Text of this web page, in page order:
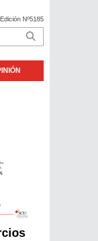
Nº5185